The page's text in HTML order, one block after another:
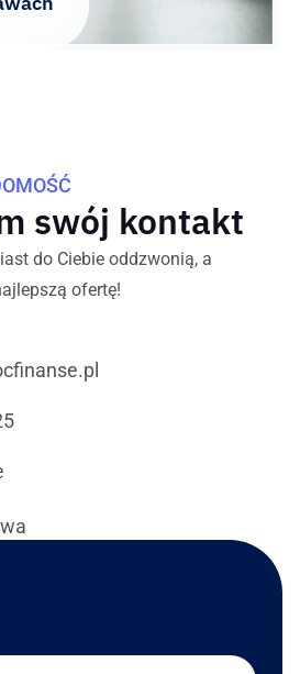
swój kontakt
do Ciebie oddzwonią, a
ofertę!